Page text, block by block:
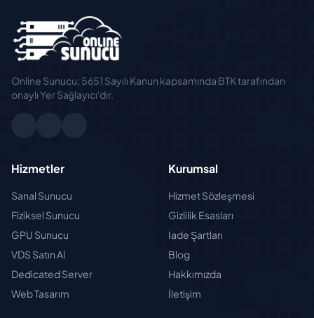
Online Sunucu; 5651 Sayılı Kanun kapsamında BTK tarafından
onaylı Yer Sağlayıcı'dır.
Hizmetler
Sanal Sunucu
Fiziksel Sunucu
GPU Sunucu
VDS Satın Al
Dedicated Server
Web Tasarım
Kurumsal
Hizmet Sözleşmesi
Gizlilik Esasları
İade Şartları
Blog
Hakkımızda
İletişim